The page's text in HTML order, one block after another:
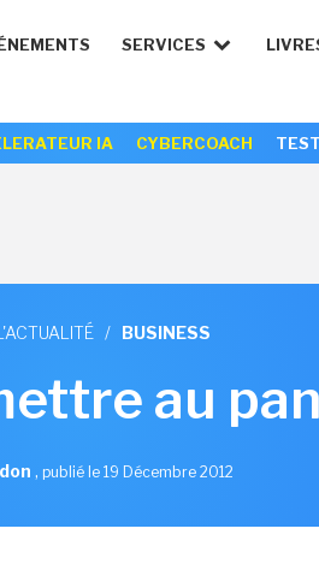
SERVICES
IA CYBERCOACH
/ BUSINESS
au
, publié le 19 Décembre 2012